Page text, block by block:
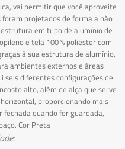
vai permitir que você aproveite
projetados de forma a não
em tubo de alumínio de
e tela 100 % poliéster com
à sua estrutura de alumínio,
ambientes externos e áreas
seis diferentes configurações de
alto, além de alça que serve
proporcionando mais
quando for guardada,
Cor Preta